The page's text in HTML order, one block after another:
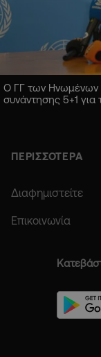
Ο ΓΓ των Ηνωμένων
συνάντησης 5+1 για
ΠΕΡΙΣΣΟΤΕΡΑ
Διαφημιστείτε
Επικοινωνία